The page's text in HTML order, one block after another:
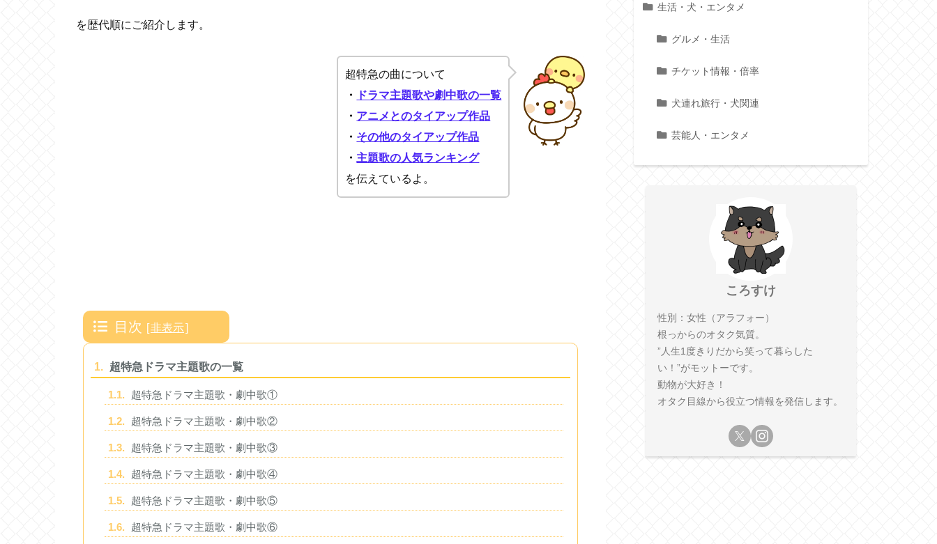
を歴代順にご紹介します。
超特急の曲について
・
ドラマ主題歌や劇中歌の一覧
・ アニメとのタイアップ作品
・ その他のタイアップ作品
・ 主題歌の人気ランキング
を伝えているよ。
目次 [非表示]
1. 超特急ドラマ主題歌の一覧
1.1. 超特急ドラマ主題歌・劇中歌①
1.2. 超特急ドラマ主題歌・劇中歌②
1.3. 超特急ドラマ主題歌・劇中歌③
1.4. 超特急ドラマ主題歌・劇中歌④
1.5. 超特急ドラマ主題歌・劇中歌⑤
1.6. 超特急ドラマ主題歌・劇中歌⑥
生活・犬・エンタメ
グルメ・生活
チケット情報・倍率
犬連れ旅行・犬関連
芸能人・エンタメ
ころすけ
性別：女性（アラフォー）
根っからのオタク気質。
”人生1度きりだから笑って暮らした
い！”がモットーです。
動物が大好き！
オタク目線から役立つ情報を発信します。